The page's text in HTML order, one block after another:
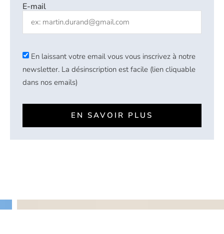
E-mail
En laissant votre email vous vous inscrivez à notre
newsletter. La désinscription est facile (lien cliquable
dans nos emails)
EN SAVOIR PLUS